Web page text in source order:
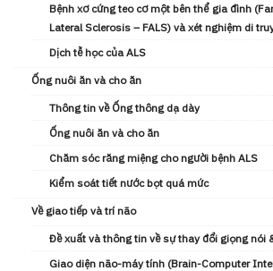
Bệnh xơ cứng teo cơ một bên thể gia đình
Lateral Sclerosis – FALS) và xét nghiệm di
Dịch tễ học của ALS
Ống nuôi ăn và cho ăn
Thông tin về Ống thông dạ dày
Ống nuôi ăn và cho ăn
Chăm sóc răng miệng cho người bệnh ALS
Kiểm soát tiết nước bọt quá mức
Về giao tiếp và trí não
Đề xuất và thông tin về sự thay đổi giọng nói
Giao diện não-máy tính (Brain-Computer